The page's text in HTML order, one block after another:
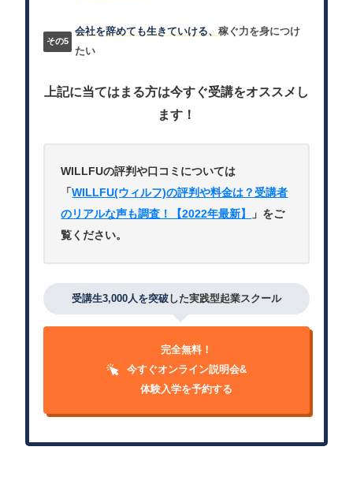
会社を辞めても生きていける、稼ぐ力を身につけ
たい
上記に当てはまる方は今すぐ受講をオススメし
ます！
WILLFUの評判や口コミについては
「WILLFU(ウィルフ)の評判や料金は？受講者
のリアルな声も調査！【2022年最新】
」をご
覧ください。
受講生3,000人を突破 した実践型起業スクール
完全無料！
今すぐオンライン説明会&
体験入学を予約する